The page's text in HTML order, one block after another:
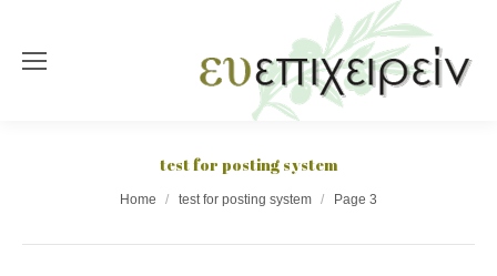
test for posting system
Home test for posting system Page 3